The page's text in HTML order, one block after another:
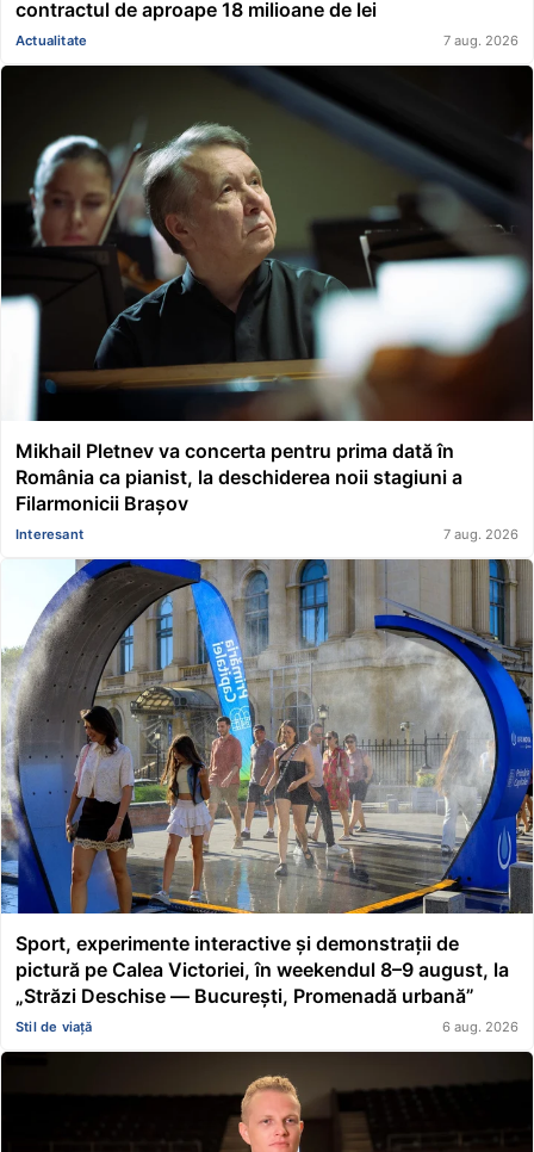
contractul de aproape 18 milioane de lei
Actualitate 7 aug. 2026
Mikhail Pletnev va concerta pentru prima dată în
România ca pianist, la deschiderea noii stagiuni a
Filarmonicii Brașov
Interesant 7 aug. 2026
Sport, experimente interactive și demonstrații de
pictură pe Calea Victoriei, în weekendul 8–9 august, la
„Străzi Deschise — București, Promenadă urbană”
Stil de viață 6 aug. 2026